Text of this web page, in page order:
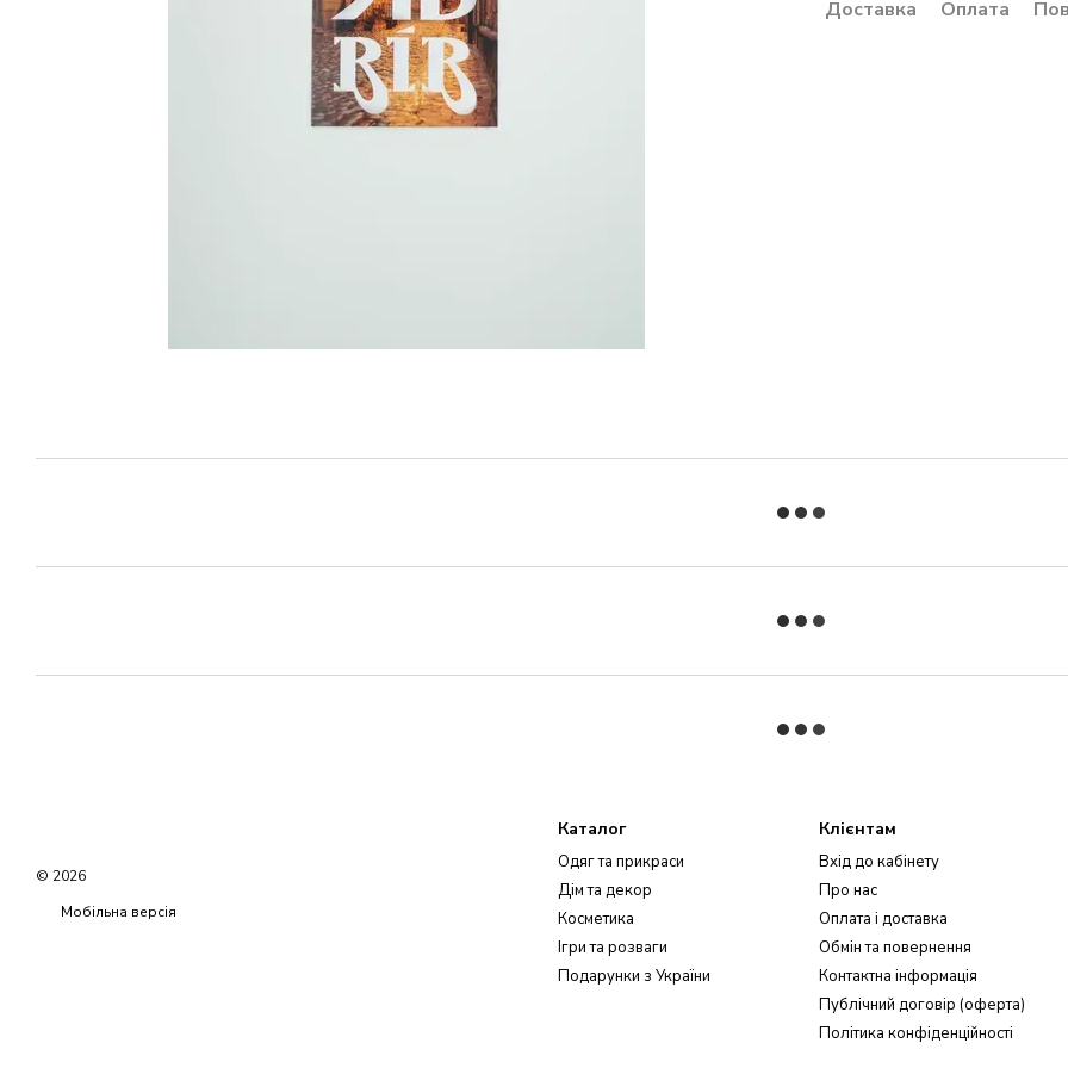
Доставка Оплата
© 2026
Мобільна версія
Каталог
Одяг та прикраси
Дім та декор
Косметика
Ігри та розваги
Подарунки з України
Клієнтам
Вхід до кабінету
Про нас
Оплата і доставка
Обмін та повернення
Контактна інформація
Публічний договір (оферта)
Політика конфіденційності